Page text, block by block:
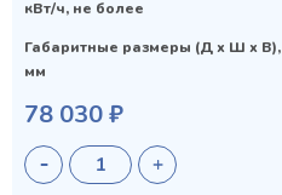
кВт/ч, не более
Габаритные размеры (Д х Ш х В),
мм
78 030 ₽